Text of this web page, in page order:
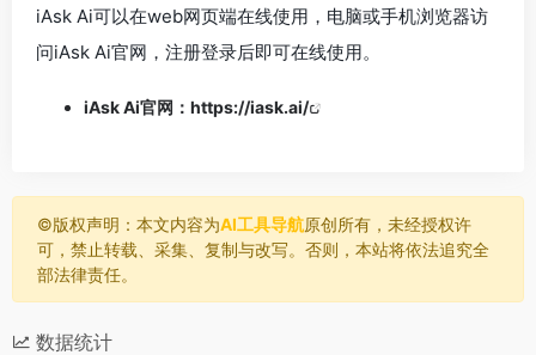
iAsk Ai可以在web网页端在线使用，电脑或手机浏览器访
问iAsk Ai官网，注册登录后即可在线使用。
iAsk Ai官网： https://iask.ai/
©️版权声明：本文内容为AI工具导航原创所有，未经授权许
可，禁止转载、采集、复制与改写。否则，本站将依法追究全
部法律责任。
数据统计